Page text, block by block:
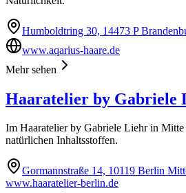
Humboldtring 30, 14473 P
www.aqarius-haare.de
Mehr sehen
Haaratelier by Gabriele
Im Haaratelier by Gabriele Liehr in
natürlichen Inhaltsstoffen.
Gormannstraße 14, 10119 Berlin
www.haaratelier-berlin.de